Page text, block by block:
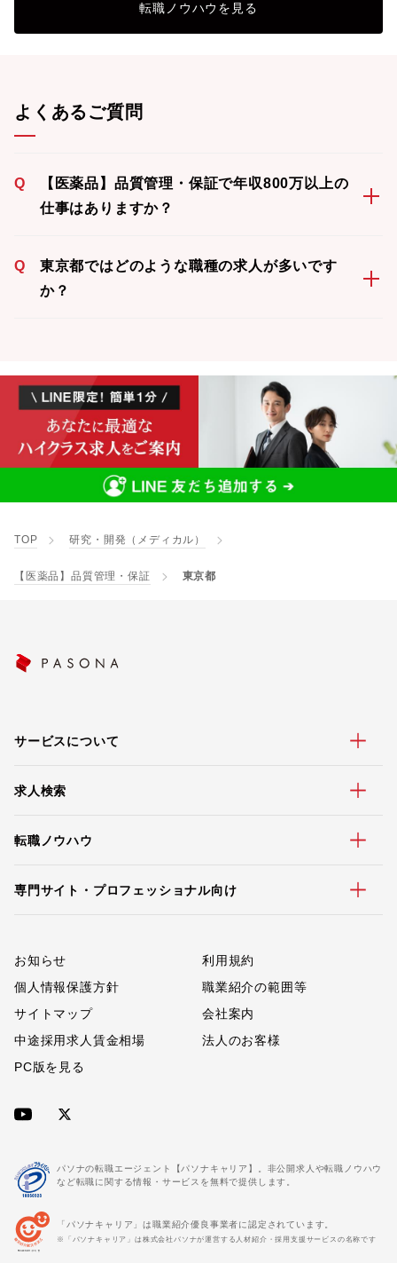
転職ノウハウを見る
よくあるご質問
Q
【医薬品】品質管理・保証で年収800万以上の
仕事はありますか？
Q
東京都ではどのような職種の求人が多いです
か？
TOP 研究・開発（メディカル）
【医薬品】品質管理・保証 東京都
サービスについて
求人検索
転職ノウハウ
専門サイト・プロフェッショナル向け
お知らせ
利用規約
個人情報保護方針
職業紹介の範囲等
サイトマップ
会社案内
中途採用求人賃金相場
法人のお客様
PC版を見る
パソナの転職エージェント【パソナキャリア】。非公開求人や転職ノウハウ
など転職に関する情報・サービスを無料で提供します。
「パソナキャリア」は職業紹介優良事業者に認定されています。
※「パソナキャリア」は株式会社パソナが運営する人材紹介・採用支援サービスの名称です